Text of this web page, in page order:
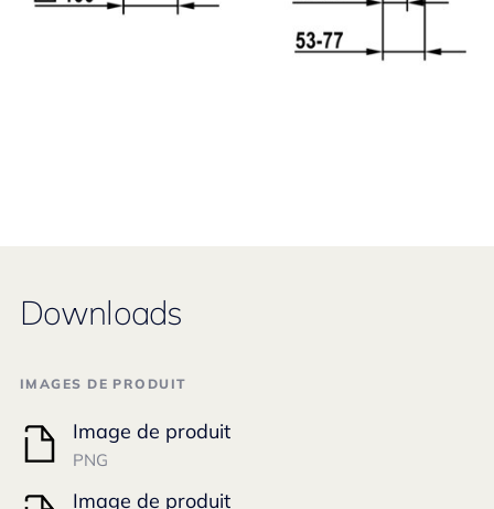
Downloads
IMAGES DE PRODUIT
Image de produit
PNG
Image de produit